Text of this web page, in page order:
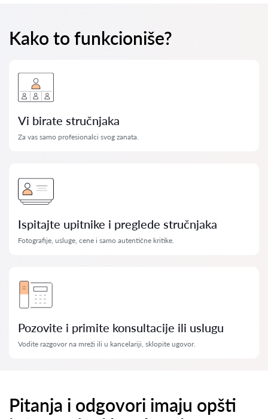
Kako to funkcioniše?
Vi birate stručnjaka
Za vas samo profesionalci svog zanata.
Ispitajte upitnike i preglede stručnjaka
Fotografije, usluge, cene i samo autentične kritike.
Pozovite i primite konsultacije ili uslugu
Vodite razgovor na mreži ili u kancelariji, sklopite ugovor.
Pitanja i odgovori imaju opšti